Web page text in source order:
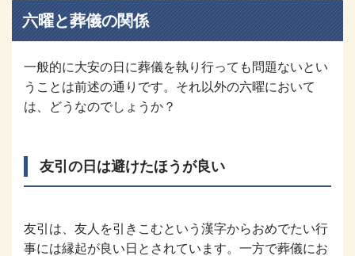
六曜と葬儀の関係
一般的に大安の日に葬儀を執り行っても問題ないとい
うことは前述の通りです。それ以外の六曜において
は、どうなのでしょうか？
友引の日は避けたほうが良い
友引は、友人を引きこむという漢字からおめでたい行
事には縁起が良い日とされています。一方で葬儀にお